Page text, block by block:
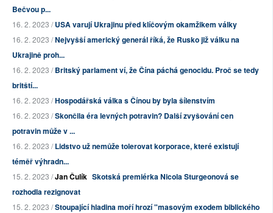
Bečvou p...
16. 2. 2023 /USA varují Ukrajinu před klíčovým okamžikem války
16. 2. 2023 /Nejvyšší americký generál říká, že Rusko již válku na
Ukrajině proh...
16. 2. 2023 /Britský parlament ví, že Čína páchá genocidu. Proč se tedy
britští...
16. 2. 2023 /Hospodářská válka s Čínou by byla šílenstvím
16. 2. 2023 /Skončila éra levných potravin? Další zvyšování cen
potravin může v ...
16. 2. 2023 /Lidstvo už nemůže tolerovat korporace, které existují
téměř výhradn...
15. 2. 2023 /Jan Čulík Skotská premiérka Nicola Sturgeonová se
rozhodla rezignovat
15. 2. 2023 /Stoupající hladina moří hrozí "masovým exodem biblického